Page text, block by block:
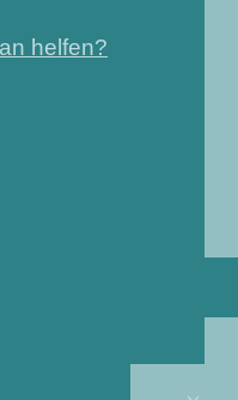
helfen?